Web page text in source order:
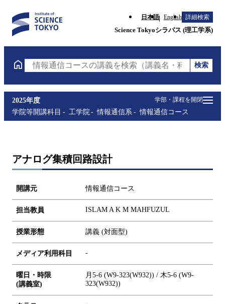
日本語 English 詳細検索
Science Tokyoシラバス (理工学系)
情報通信コースの講義を検索（講義名・科目コード・
検索
学部・課程を開閉
2025年度
学院等開講科目
工学院 情報通信系 情報通信コース
アナログ集積回路設計
開講元 情報通信コース
担当教員 ISLAM A K M MAHFUZUL
授業形態 講義 (対面型)
メディア利用科目 -
曜日・時限
(講義室)
月5-6 (W9-323(W932)) / 木5-6 (W9-
323(W932))